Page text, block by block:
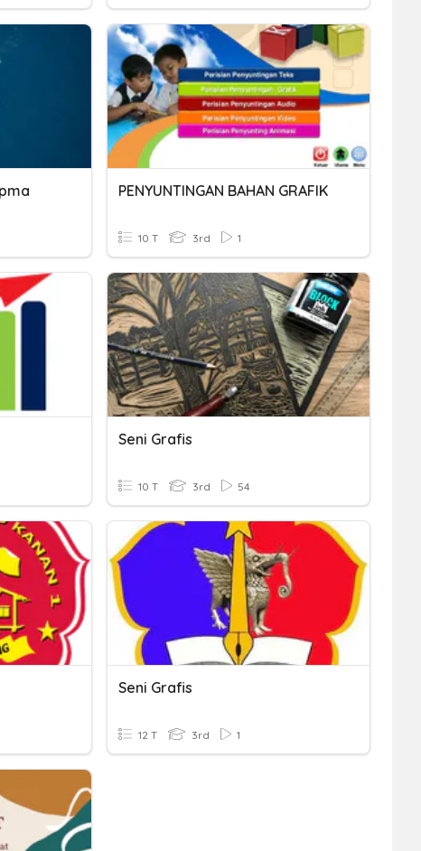
PENYUNTINGAN BAHAN GRAFIK
10 T 3rd 1
Seni Grafis
10 T 3rd 54
Seni Grafis
12 T 3rd 1